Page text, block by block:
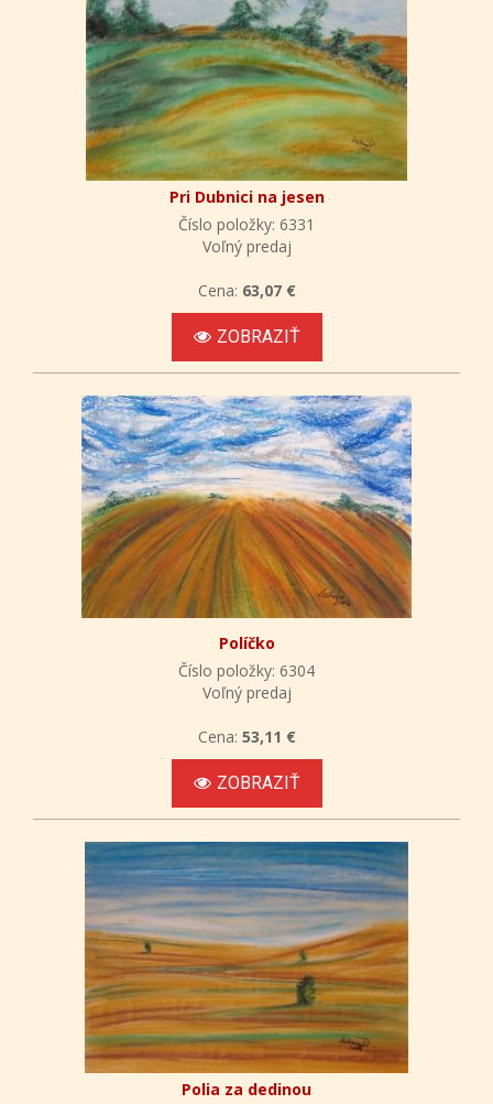
Pri Dubnici na jesen
Číslo položky: 6331
Voľný predaj
Cena: 63,07 €
ZOBRAZIŤ
Políčko
Číslo položky: 6304
Voľný predaj
Cena: 53,11 €
ZOBRAZIŤ
Polia za dedinou